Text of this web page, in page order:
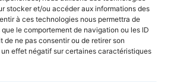
stocker et/ou accéder aux informations des
à ces technologies nous permettra de
le comportement de navigation ou les ID
de ne pas consentir ou de retirer son
effet négatif sur certaines caractéristiques